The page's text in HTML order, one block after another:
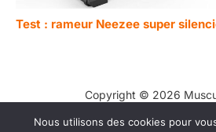
Test : rameur Neezee super
Copyright © 2026
Contact
Nous utilisons des cookies pour